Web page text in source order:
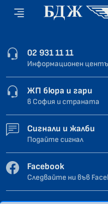
02 931 11 11
Информационен
ЖП бюра и гари
в София и страната
Сигнали и жалби
Подайте сигнал
Facebook
Следвайте ни във